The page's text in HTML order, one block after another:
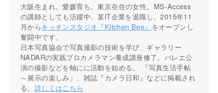
大阪生まれ。愛媛育ち。東京在住の女性。MS-Access
の講師としても活躍中。某IT企業を退職し、2015年11
月からキッチンスタジオ『Kitchen Bee』 をオープンし
奮闘中です。
日本写真協会で写真撮影の技術を学び、ギャラリー
NADARの実践プロカメラマン養成講座修了。バレエ公
演の撮影などを軸にに活動を始める。 『写真生活手帖
～展示の楽しみ』、雑誌『カメラ日和』などに掲載され
る。 詳しくはこちら